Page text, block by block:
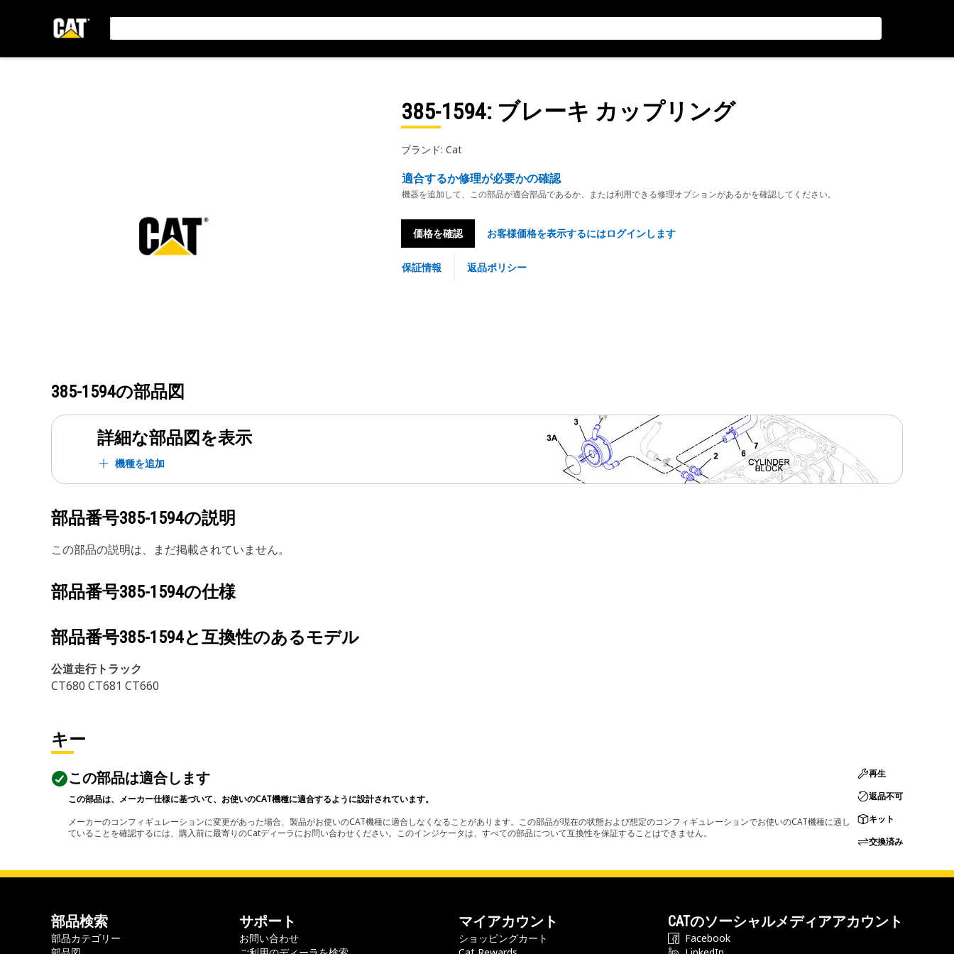
385-1594: ブレーキ カップリング
ブランド: Cat
適合するか修理が必要かの確認
機器を追加して、この部品が適合部品であるか、または利用できる修理オプションがあるかを確認してください。
価格を確認 お客様価格を表示するにはログインします
保証情報 返品ポリシー
385-1594の部品図
詳細な部品図を表示
機種を追加
部品番号385-1594の説明
この部品の説明は、まだ掲載されていません。
部品番号385-1594の仕様
部品番号385-1594と互換性のあるモデル
公道走行トラック
CT680 CT681 CT660
キー
この部品は適合します
この部品は、メーカー仕様に基づいて、お使いのCAT機種に適合するように設計されています。
メーカーのコンフィギュレーションに変更があった場合、製品がお使いのCAT機種に適合しなくなることがあります。この部品が現在の状態および想定のコンフィギュレーションでお使いのCAT機種に適し
ていることを確認するには、購入前に最寄りのCatディーラにお問い合わせください。このインジケータは、すべての部品について互換性を保証することはできません。
再生
返品不可
キット
交換済み
部品検索
部品カテゴリー
サポート
お問い合わせ
マイアカウント
ショッピングカート
CATのソーシャルメディアアカウント
Facebook